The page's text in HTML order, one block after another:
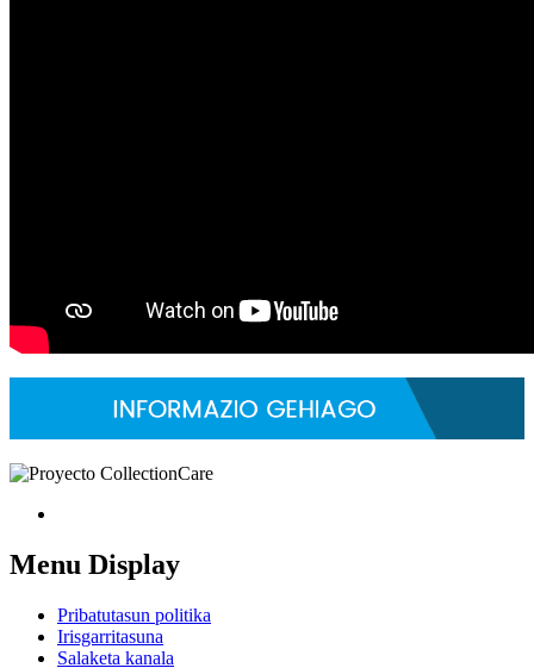
Menu Display
Pribatutasun politika
Irisgarritasuna
Salaketa kanala